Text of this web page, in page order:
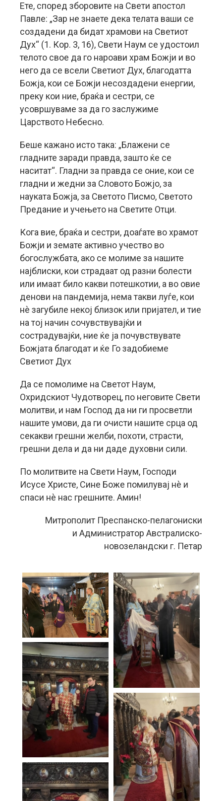
Ете, според зборовите на Свети апостол
Павле: „Зар не знаете дека телата ваши се
создадени да бидат храмови на Светиот
Дух“ (1. Кор. 3, 16), Свети Наум се удостоил
телото свое да го нароави храм Божји и во
него да се всели Светиот Дух, благодатта
Божја, кои се Божји несоздадени енергии,
преку кои ние, браќа и сестри, се
усовршуваме за да го заслужиме
Царството Небесно.
Беше кажано исто така: „Блажени се
гладните заради правда, зашто ќе се
наситат“. Гладни за правда се оние, кои се
гладни и жедни за Словото Божјо, за
науката Божја, за Светото Писмо, Светото
Предание и учењето на Светите Отци.
Кога вие, браќа и сестри, доаѓате во храмот
Божји и земате активно учество во
богослужбата, ако се молиме за нашите
најблиски, кои страдаат од разни болести
или имаат било какви потешкотии, а во овие
денови на пандемија, нема такви луѓе, кои
нè загубиле некој близок или пријател, и тие
на тој начин сочувствувајќи и
сострадувајќи, ние ќе ја почувствувате
Божјата благодат и ќе Го задобиеме
Светиот Дух
Да се помолиме на Светот Наум,
Охридскиот Чудотворец, по неговите Свети
молитви, и нам Господ да ни ги просветли
нашите умови, да ги очисти нашите срца од
секакви грешни желби, похоти, страсти,
грешни дела и да ни даде духовни сили.
По молитвите на Свети Наум, Господи
Исусе Христе, Сине Боже помилувај нè и
спаси нè нас грешните. Амин!
Митрополит Преспанско-пелагониски
и Администратор Австралиско-
новозеландски г. Петар